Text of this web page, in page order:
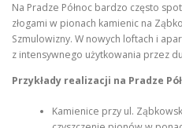
Na Pradze Północ bardzo często
złogami w pionach kamienic na
Szmulowizny. W nowych loftach i
z intensywnego użytkowania przez
Przykłady realizacji na Pradze
Kamienice przy ul.